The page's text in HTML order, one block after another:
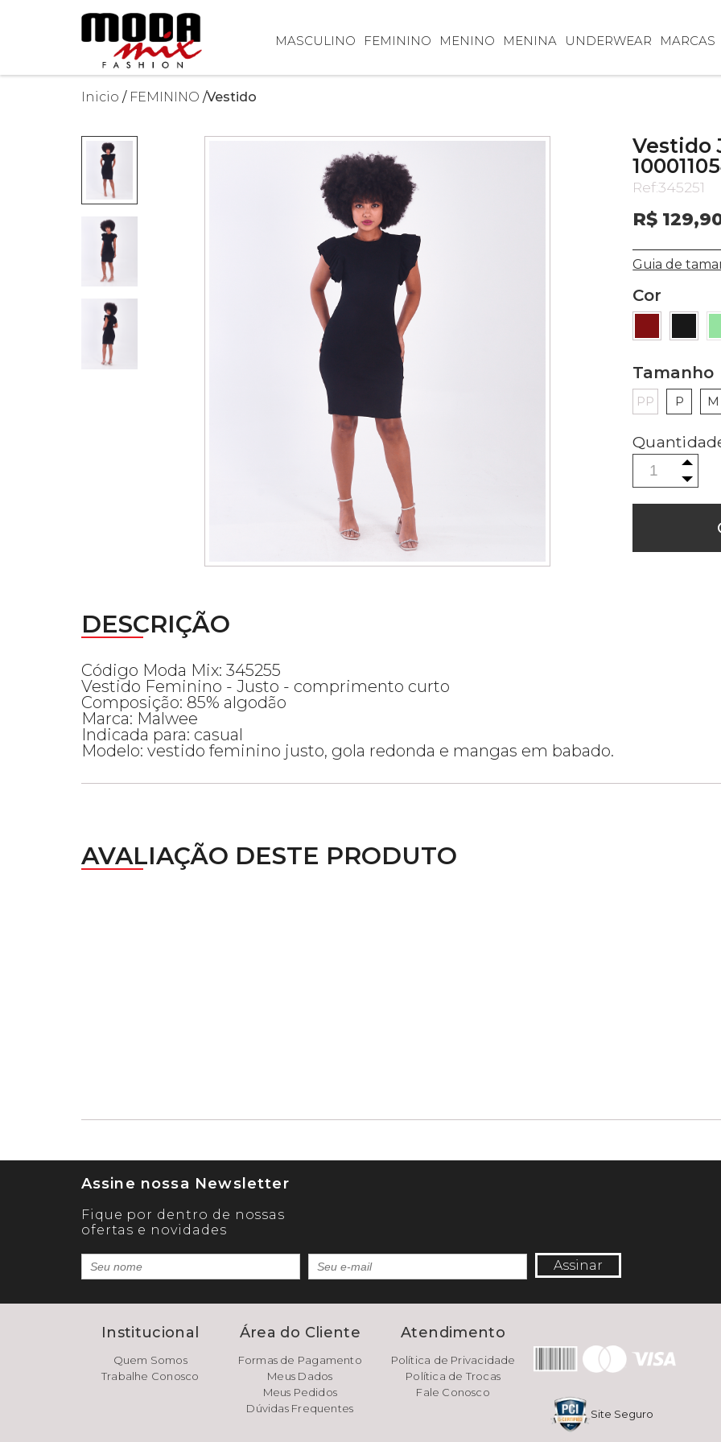
MARCAS
MASCULINO FEMININO MENINO MENINA UNDERWEAR
Inicio FEMININO Vestido
Vestido
Ref:345251
R$
Guia de
Cor
Tamanho
PP P M
DESCRIÇÃO
Código Moda Mix: 345255
Vestido Feminino - Justo - comprimento curto
Composição: 85% algodão
Marca: Malwee
Indicada para: casual
Modelo: vestido feminino justo, gola redonda e mangas em babado.
AVALIAÇÃO DESTE PRODUTO
Assine nossa Newsletter
Fique por dentro de nossas
ofertas e novidades
Assinar
Institucional
Quem Somos
Trabalhe Conosco
Área do Cliente
Formas de Pagamento
Meus Dados
Meus Pedidos
Dúvidas Frequentes
Atendimento
Política de Privacidade
Política de Trocas
Fale Conosco
Site Seguro